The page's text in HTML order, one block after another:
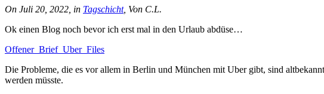
On Juli 20, 2022, in Tagschicht, Von C.L.
Ok einen Blog noch bevor ich erst mal in den Urlaub abdüse…
Offener_Brief_Uber_Files
Die Probleme, die es vor allem in Berlin und München mit Uber gibt, sind
werden müsste.